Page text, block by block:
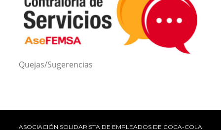
Quejas/Sugerencias
ASOCIACIÓN SOLIDARISTA DE EMPLEADOS DE COCA-COLA